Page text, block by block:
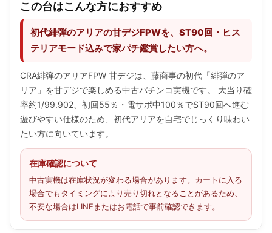
この台はこんな方におすすめ
初代緋弾のアリアの甘デジFPWを、ST90回・ヒス
テリアモード込みで家パチ鑑賞したい方へ。
CRA緋弾のアリアFPW 甘デジは、藤商事の初代「緋弾のア
リア」を甘デジで楽しめる中古パチンコ実機です。 大当り確
率約1/99.902、初回55％・電サポ中100％でST90回へ進む
遊びやすい仕様のため、初代アリアを自宅でじっくり味わい
たい方に向いています。
在庫確認について
中古実機は在庫状況が変わる場合があります。カートに入る
場合でもタイミングにより売り切れとなることがあるため、
不安な場合はLINEまたはお電話で事前確認できます。